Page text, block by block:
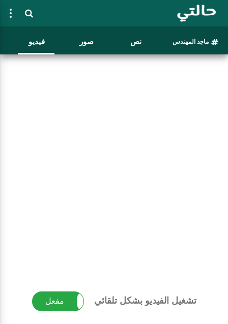
ماجد المهندس نص صور فيديو
تشغيل الفيديو بشكل تلقائي مفعل غير مفعل